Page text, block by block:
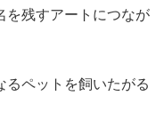
を残すアートにつなが
ペットを飼いたがる